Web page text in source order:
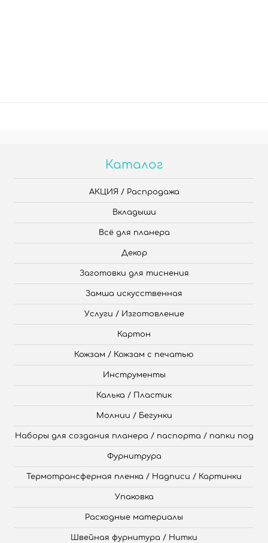
Каталог
АКЦИЯ / Распродажа
Вкладыши
Всё для планера
Декор
Заготовки для тиснения
Замша искусственная
Услуги / Изготовление
Картон
Кожзам / Кожзам с печатью
Инструменты
Калька / Пластик
Молнии / Бегунки
Наборы для создания планера / паспорта / папки под
Фурнитрура
Термотрансферная пленка / Надписи / Картинки
Упаковка
Расходные материалы
Швейная фурнитура / Нитки